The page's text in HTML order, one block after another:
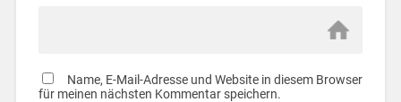
Name, E-Mail-Adresse und Website in diesem Browser
für meinen nächsten Kommentar speichern.